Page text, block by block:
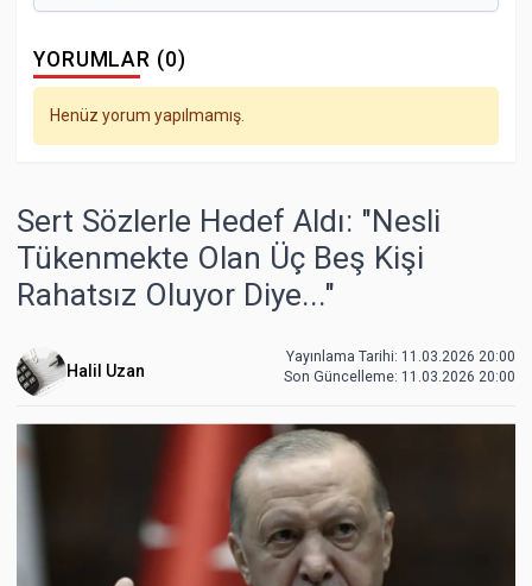
YORUMLAR (0)
Henüz yorum yapılmamış.
Sert Sözlerle Hedef Aldı: "Nesli
Tükenmekte Olan Üç Beş Kişi
Rahatsız Oluyor Diye..."
Halil Uzan
Yayınlama Tarihi: 11.03.2026 20:00
Son Güncelleme: 11.03.2026 20:00